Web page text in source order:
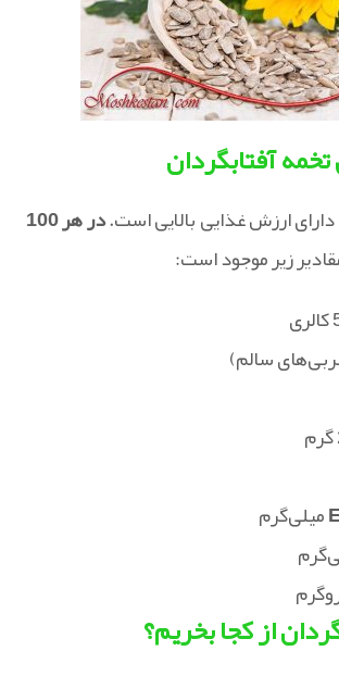
آفتابگردان
ارزش غذایی بالایی است.
در هر 100
زیر موجود است:
از کجا بخریم؟